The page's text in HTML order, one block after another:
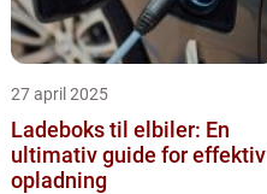
27 april 2025
Ladeboks til elbiler: En
ultimativ guide for effektiv
opladning